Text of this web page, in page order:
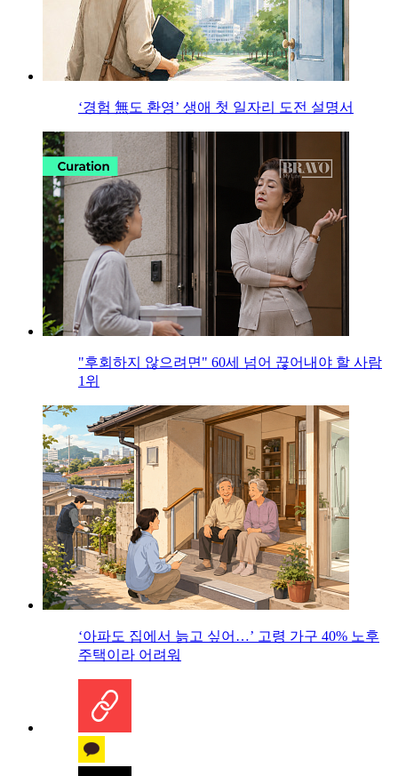
‘경험 無도 환영’ 생애 첫 일자리 도전 설명서
"후회하지 않으려면" 60세 넘어 끊어내야 할 사람
1위
‘아파도 집에서 늙고 싶어…’ 고령 가구 40% 노후
주택이라 어려워